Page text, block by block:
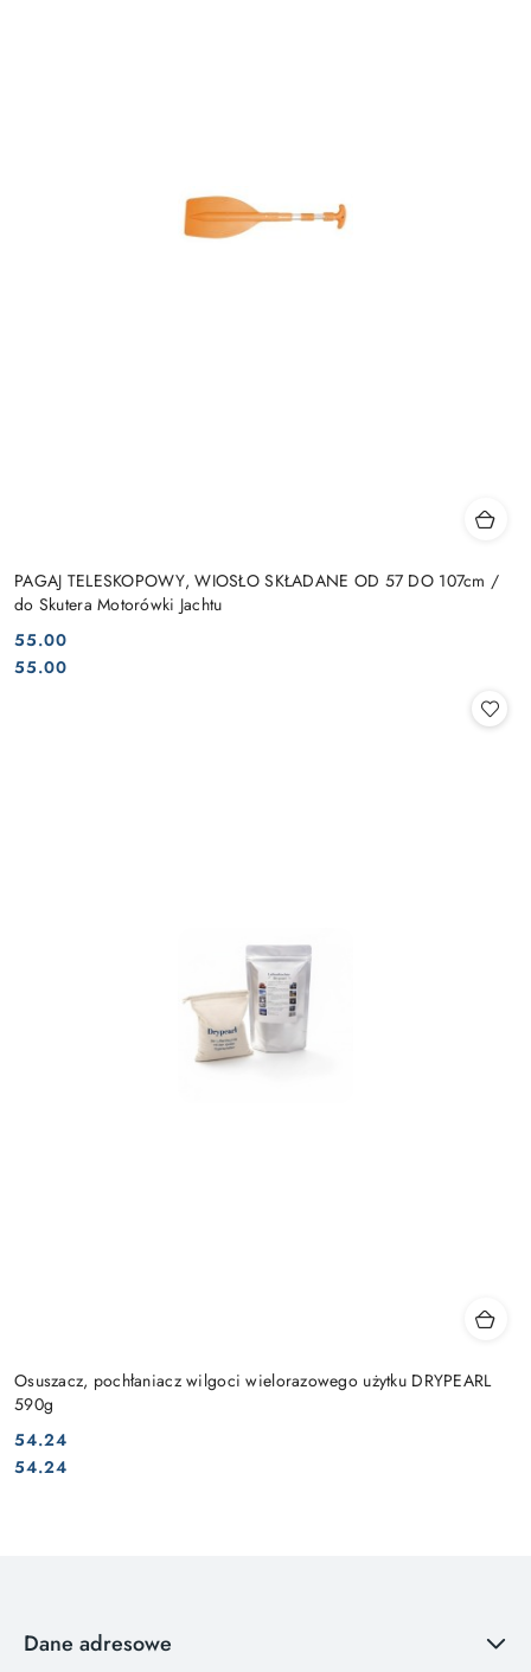
PAGAJ TELESKOPOWY, WIOSŁO SKŁADANE OD 57 DO 107cm /
do Skutera Motorówki Jachtu
Cena:
55.00
Cena:
55.00
Osuszacz, pochłaniacz wilgoci wielorazowego użytku DRYPEARL
590g
Cena:
54.24
Cena:
54.24
Dane adresowe